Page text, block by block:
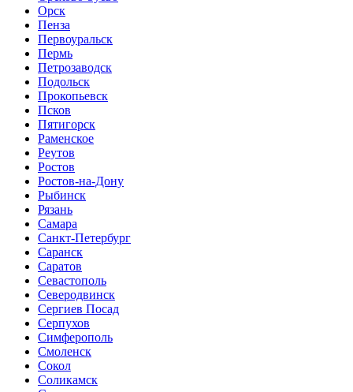
Орск
Пенза
Первоуральск
Пермь
Петрозаводск
Подольск
Прокопьевск
Псков
Пятигорск
Раменское
Реутов
Ростов
Ростов-на-Дону
Рыбинск
Рязань
Самара
Санкт-Петербург
Саранск
Саратов
Севастополь
Северодвинск
Сергиев Посад
Серпухов
Симферополь
Смоленск
Сокол
Соликамск